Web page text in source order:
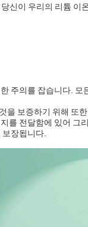
신이 우리의 리튬
주의를 잡습니다.
보증하기 위해 또
를 전달함에 있어 그
장됩니다.